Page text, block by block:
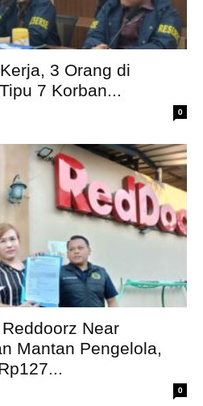
3 Orang di
7 Korban...
0
Near
Mantan Pengelola,
0